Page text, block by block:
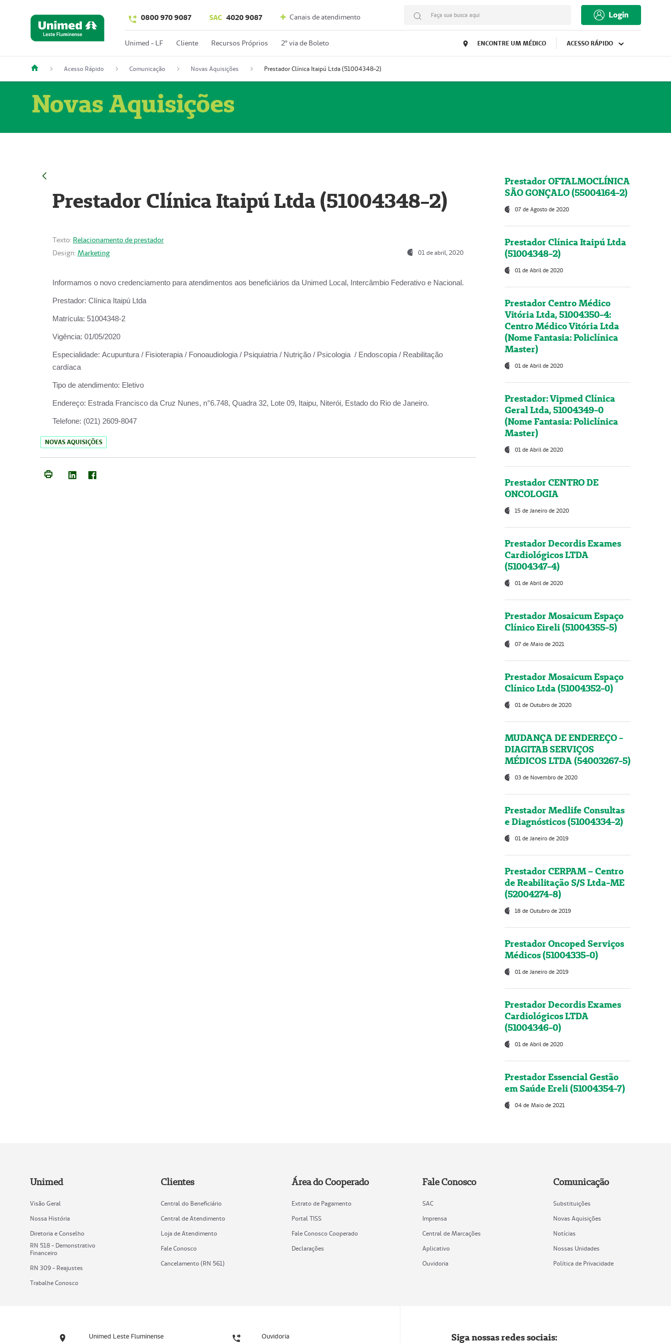
0800 970 9087 SAC 4020 9087 Canais de atendimento Faça sua busca aqui Login
Unimed - LF Cliente Recursos Próprios 2º via de Boleto ENCONTRE UM MÉDICO ACESSO RÁPIDO
Acesso Rápido Comunicação Novas Aquisições Prestador Clínica Itaipú Ltda (51004348-2)
Novas Aquisições
Prestador Clínica Itaipú Ltda (51004348-2)
Texto: Relacionamento de prestador
Design: Marketing 01 de abril, 2020
Informamos o novo credenciamento para atendimentos aos beneficiários da Unimed Local, Intercâmbio Federativo e Nacional.
Prestador: Clínica Itaipú Ltda
Matrícula: 51004348-2
Vigência: 01/05/2020
Especialidade: Acupuntura / Fisioterapia / Fonoaudiologia / Psiquiatria / Nutrição / Psicologia / Endoscopia / Reabilitação
cardíaca
Tipo de atendimento: Eletivo
Endereço: Estrada Francisco da Cruz Nunes, n°6.748, Quadra 32, Lote 09, Itaipu, Niterói, Estado do Rio de Janeiro.
Telefone: (021) 2609-8047
NOVAS AQUISIÇÕES
Prestador OFTALMOCLÍNICA
SÃO GONÇALO (55004164-2)
07 de Agosto de 2020
Prestador Clínica Itaipú Ltda
(51004348-2)
01 de Abril de 2020
Prestador Centro Médico
Vitória Ltda, 51004350-4:
Centro Médico Vitória Ltda
(Nome Fantasia: Policlínica
Master)
01 de Abril de 2020
Prestador: Vipmed Clínica
Geral Ltda, 51004349-0
(Nome Fantasia: Policlínica
Master)
01 de Abril de 2020
Prestador CENTRO DE
ONCOLOGIA
15 de Janeiro de 2020
Prestador Decordis Exames
Cardiológicos LTDA
(51004347-4)
01 de Abril de 2020
Prestador Mosaicum Espaço
Clínico Eireli (51004355-5)
07 de Maio de 2021
Prestador Mosaicum Espaço
Clínico Ltda (51004352-0)
01 de Outubro de 2020
MUDANÇA DE ENDEREÇO -
DIAGITAB SERVIÇOS
MÉDICOS LTDA (54003267-5)
03 de Novembro de 2020
Prestador Medlife Consultas
e Diagnósticos (51004334-2)
01 de Janeiro de 2019
Prestador CERPAM – Centro
de Reabilitação S/S Ltda-ME
(52004274-8)
18 de Outubro de 2019
Prestador Oncoped Serviços
Médicos (51004335-0)
01 de Janeiro de 2019
Prestador Decordis Exames
Cardiológicos LTDA
(51004346-0)
01 de Abril de 2020
Prestador Essencial Gestão
em Saúde Ereli (51004354-7)
04 de Maio de 2021
Unimed
Visão Geral
Nossa História
Diretoria e Conselho
RN 518 - Demonstrativo
Financeiro
RN 309 - Reajustes
Trabalhe Conosco
Clientes
Central do Beneficiário
Central de Atendimento
Loja de Atendimento
Fale Conosco
Cancelamento (RN 561)
Área do Cooperado
Extrato de Pagamento
Portal TISS
Fale Conosco Cooperado
Declarações
Fale Conosco
SAC
Imprensa
Central de Marcações
Aplicativo
Ouvidoria
Comunicação
Substituições
Novas Aquisições
Notícias
Nossas Unidades
Política de Privacidade
Unimed Leste Fluminense Ouvidoria Siga nossas redes sociais: